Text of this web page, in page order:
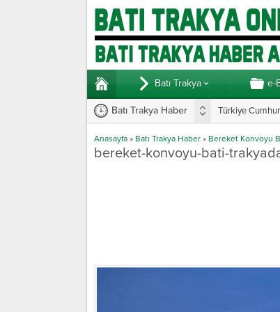
Batı Trakya e-
Batı Trakya Haber Türkiye
Anasayfa » Batı Trakya Haber » Bereket Konvoyu
bereket-konvoyu-bati-